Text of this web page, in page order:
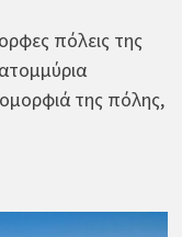
πόλεις της
της πόλης,